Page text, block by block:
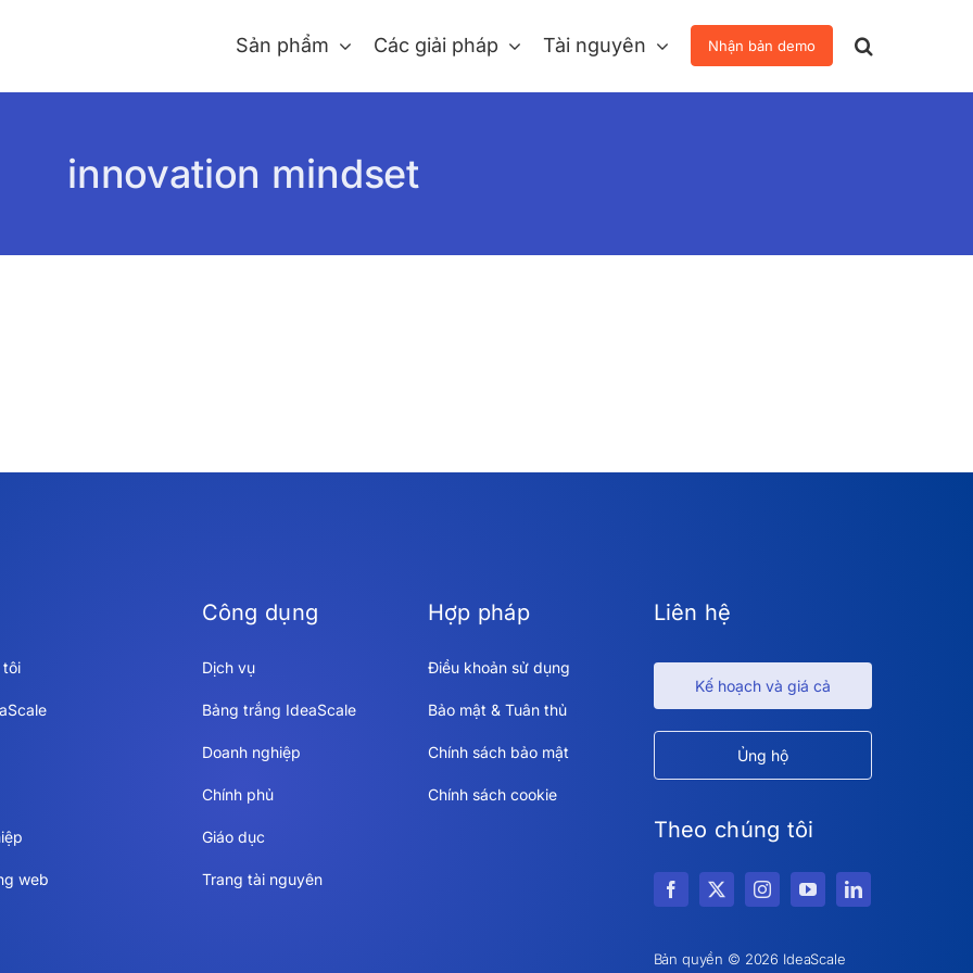
Sản phẩm Các giải pháp Tài nguyên Nhận bản demo
innovation mindset
tôi
web
Công dụng
Dịch vụ
Bảng trắng IdeaScale
Doanh nghiệp
Chính phủ
Giáo dục
Trang tài nguyên
Hợp pháp
Điều khoản sử dụng
Bảo mật & Tuân thủ
Chính sách bảo mật
Chính sách cookie
Liên hệ
Kế hoạch và giá cả
Ủng hộ
Theo chúng tôi
Bản quyền © 2026 IdeaScale